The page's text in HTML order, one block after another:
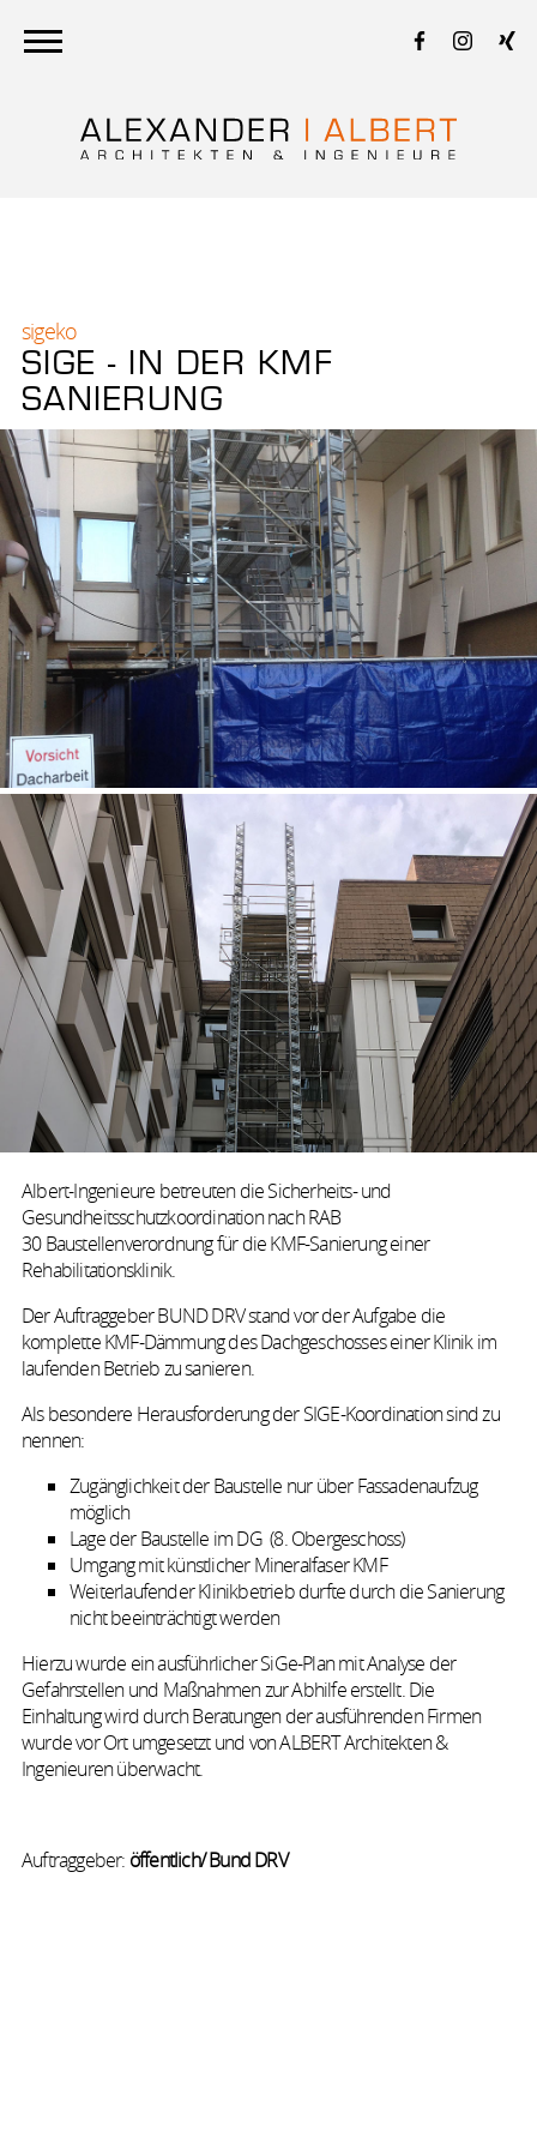
öffentliches bauen
städtebau
gewerbebau
sigeko
wohnungsbau
gesundheits­wesen
denkmalschutz
at work
profil
karriere
kontakt
SIGE - IN DER KMF
SANIERUNG
sigeko
Albert-Ingenieure betreuten die Sicherheits- und
Gesundheitsschutzkoordination nach RAB
30 Baustellenverordnung für die KMF-Sanierung einer
Rehabilitationsklinik.
Der Auftraggeber BUND DRV stand vor der Aufgabe die
komplette KMF-Dämmung des Dachgeschosses einer Klinik im
laufenden Betrieb zu sanieren.
Als besondere Herausforderung der SIGE-Koordination sind zu
nennen:
Zugänglichkeit der Baustelle nur über Fassadenaufzug
möglich
Lage der Baustelle im DG (8. Obergeschoss)
Umgang mit künstlicher Mineralfaser KMF
Weiterlaufender Klinikbetrieb durfte durch die Sanierung
nicht beeinträchtigt werden
Hierzu wurde ein ausführlicher SiGe-Plan mit Analyse der
Gefahrstellen und Maßnahmen zur Abhilfe erstellt. Die
Einhaltung wird durch Beratungen der ausführenden Firmen
wurde vor Ort umgesetzt und von ALBERT Architekten &
Ingenieuren überwacht.
Auftraggeber: öffentlich/ Bund DRV